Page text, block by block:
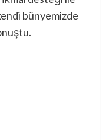
bünyemizde